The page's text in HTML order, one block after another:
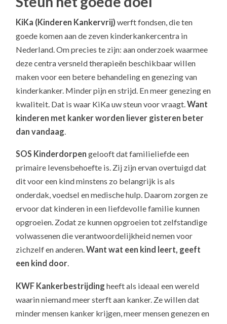
KiKa (Kinderen Kankervrij) werft fondsen, die ten
goede komen aan de zeven kinderkankercentra in
Nederland. Om precies te zijn: aan onderzoek waarmee
deze centra versneld therapieën beschikbaar willen
maken voor een betere behandeling en genezing van
kinderkanker. Minder pijn en strijd. En meer genezing en
kwaliteit. Dat is waar KiKa uw steun voor vraagt.Want
kinderen met kanker worden liever gisteren beter
dan vandaag
SOS Kinderdorpen gelooft dat familieliefde een
primaire levensbehoefte is. Zij zijn ervan overtuigd dat
dit voor een kind minstens zo belangrijk is als
onderdak, voedsel en medische hulp. Daarom zorgen ze
ervoor dat kinderen in een liefdevolle familie kunnen
opgroeien. Zodat ze kunnen opgroeien tot zelfstandige
volwassenen die verantwoordelijkheid nemen voor
zichzelf en anderen.Want wat een kind leert, geeft
een kind door.
KWF Kankerbestrijdingheeft als ideaal een wereld
waarin niemand meer sterft aan kanker. Ze willen dat
minder mensen kanker krijgen, meer mensen genezen en